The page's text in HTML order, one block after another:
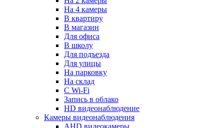
На 4 камеры
В квартиру
В магазин
Для офиса
В школу
Для подъезда
Для улицы
На парковку
На склад
С Wi-Fi
Запись в облако
HD видеонаблюдение
Камеры видеонаблюдения
AHD видеокамеры